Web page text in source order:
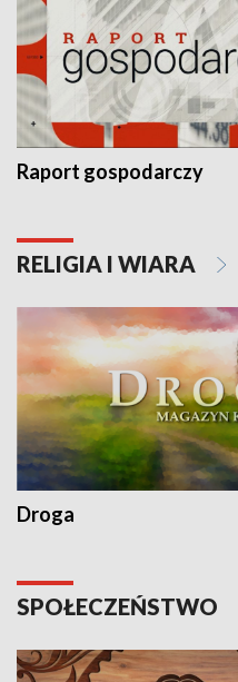
Raport gospodarczy
RELIGIA I WIARA
Droga
SPOŁECZEŃSTWO